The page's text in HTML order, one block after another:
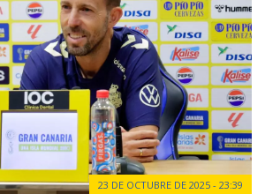
23 DE OCTUBRE DE 2025 - 23:39